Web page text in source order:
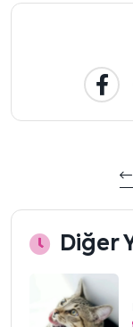
Diğer